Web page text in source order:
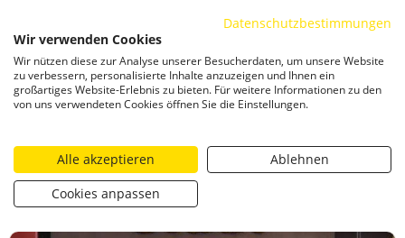
https://stroeck.at/competition/stroeck-adventkalender-
Toogle share
CATEGORIZED AS
29. NOVEMBER 2024 17:18
Ströck Adventkalender – 11. Dezember 2024
Datenschutzbestimmungen
Wir verwenden Cookies
Wir nützen diese zur Analyse unserer Besucherdaten, um unsere Website
zu verbessern, personalisierte Inhalte anzuzeigen und Ihnen ein
großartiges Website-Erlebnis zu bieten. Für weitere Informationen zu den
von uns verwendeten Cookies öffnen Sie die Einstellungen.
Alle akzeptieren
Ablehnen
Cookies anpassen